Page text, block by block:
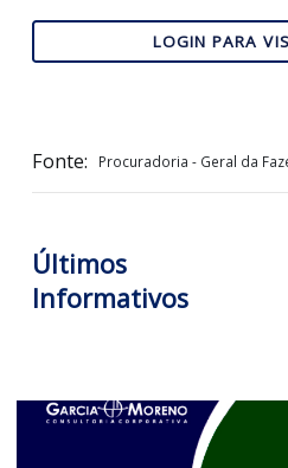
localizada no subdistrito
centro de Mariana
considerado um dos
pessoas e, mesmo após
metros cúbicos de rejeitos
contaminando a bacia do
Gerais e do Espírito
LOGIN